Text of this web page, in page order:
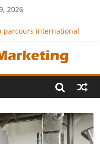
2026
parcours international
l’entreprise se
de l’indépendance
comme moteur de
logistiques au service